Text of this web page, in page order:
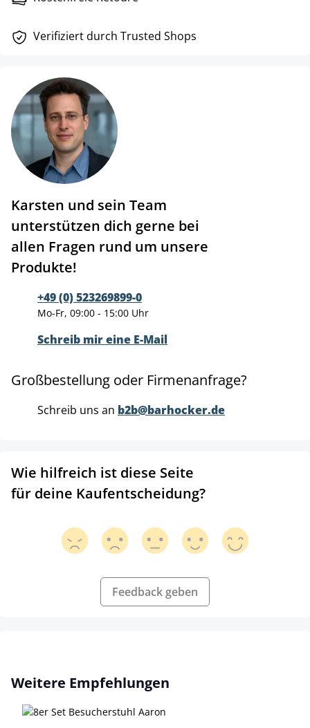
Verifiziert durch Trusted Shops
Karsten und sein Team
unterstützen dich gerne bei
allen Fragen rund um unsere
Produkte!
+49 (0) 523269899-0
Mo-Fr, 09:00 - 15:00 Uhr
Schreib mir eine E-Mail
Großbestellung oder Firmenanfrage?
Schreib uns an b2b@barhocker.de
Wie hilfreich ist diese Seite
für deine Kaufentscheidung?
Feedback geben
Produktgalerie überspringen
Weitere Empfehlungen